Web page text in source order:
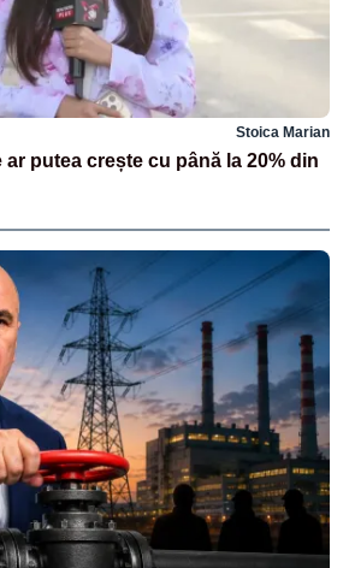
Stoica Marian
ar putea crește cu până la 20% din